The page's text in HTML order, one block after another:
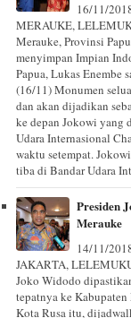
16/11/
MERAUKE,
Merauke, Provinsi
menyimpan Impian
Papua, Lukas Enembe
(16/11) Monumen
dan akan dijadikan
ke depan Jokowi yang
Udara Internasional
waktu setempat.
tiba di Bandar Udara
Presiden
Merauke
14/11/
JAKARTA,
Joko Widodo
tepatnya ke
Kota Rusa itu,